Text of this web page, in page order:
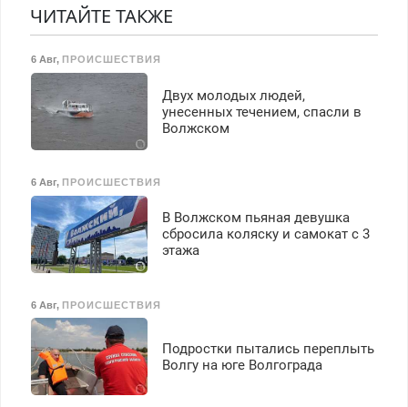
гарантией. Все р-ны.
Срочно. Без выходных.
40%. Мастер со стажем.
ЧИТАЙТЕ ТАКЖЕ
6 Авг, ПРОИСШЕСТВИЯ
Двух молодых людей,
унесенных течением, спасли в
Волжском
6 Авг, ПРОИСШЕСТВИЯ
В Волжском пьяная девушка
сбросила коляску и самокат с 3
этажа
6 Авг, ПРОИСШЕСТВИЯ
Подростки пытались переплыть
Волгу на юге Волгограда